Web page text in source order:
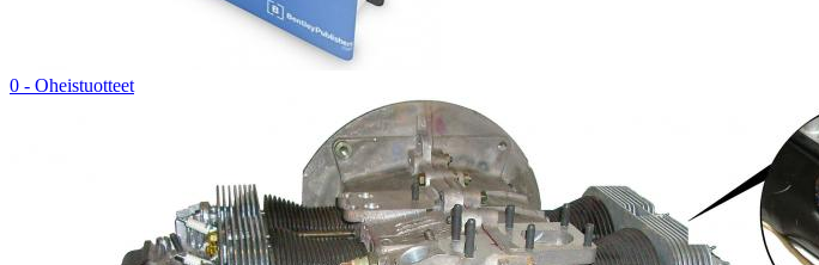
0 - Oheistuotteet